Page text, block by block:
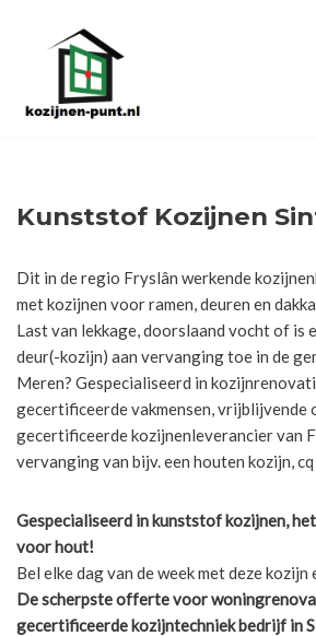
de
Kunststof Kozijnen
Dit in de regio Fryslân werkende
met kozijnen voor ramen, deuren en
Last van lekkage, doorslaand vocht of is
deur(-kozijn) aan vervanging toe in de
Meren? Gespecialiseerd in
gecertificeerde vakmensen, vrijblijvende
gecertificeerde kozijnenleverancier van
vervanging van bijv. een houten kozijn,
Gespecialiseerd in kunststof kozijnen,
voor hout!
Bel elke dag van de week met deze kozijn
De scherpsteofferte voor
gecertificeerde kozijntechniek bedrijf in